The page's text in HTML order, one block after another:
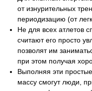
от изнурительных
периодизацию (от
Не для всех атлетов
считают его просто
позволят им
при этом получая
Выполняя эти
массу смогут люди,